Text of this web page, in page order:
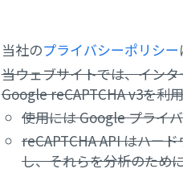
当社のプライバシーポリシー
当ウェブサイトでは、イン
Google reCAPTCHA v3を利
使用には Google プライ
reCAPTCHA API はハー
し、それらを分析のため